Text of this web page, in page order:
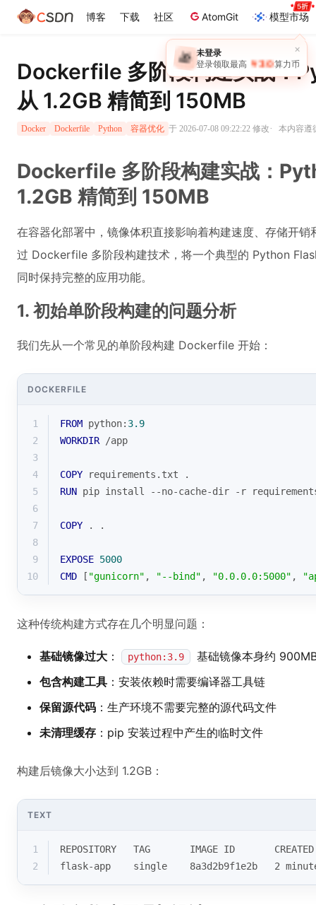
博客 下载 社区 AtomGit 模型市场
×
🎁 未登录
登录领取最高 ￥30 算力币
Dockerfile 多阶段构建实战：
从 1.2GB 精简到 150MB
Docker Dockerfile Python 容器优化 于 2026-07-08 09:22:22 修改· 本内容遵
Dockerfile 多阶段构建实战：
1.2GB 精简到 150MB
在容器化部署中，镜像体积直接影响着构建速度、存储开
过 Dockerfile 多阶段构建技术，将一个典型的 Python
同时保持完整的应用功能。
1. 初始单阶段构建的问题分析
我们先从一个常见的单阶段构建 Dockerfile 开始：
DOCKERFILE
1 FROM python: 3.9
2
WORKDIR /app
3
4
COPY requirements.txt .
5
RUN pip install --no-cache-dir -r
6
7
COPY . .
8
9
EXPOSE 5000
10
CMD [ "gunicorn" , "--bind" , "0.0.0.0:5000" ,
这种传统构建方式存在几个明显问题：
基础镜像过大 ： python:3.9
基础镜像本身约
包含构建工具 ：安装依赖时需要编译器工具链
保留源代码 ：生产环境不需要完整的源代码文件
未清理缓存 ：pip 安装过程中产生的临时文件
构建后镜像大小达到 1.2GB：
TEXT
1
REPOSITORY   TAG       IMAGE ID
2
flask-app    single    8a3d2b9f1e2b   2